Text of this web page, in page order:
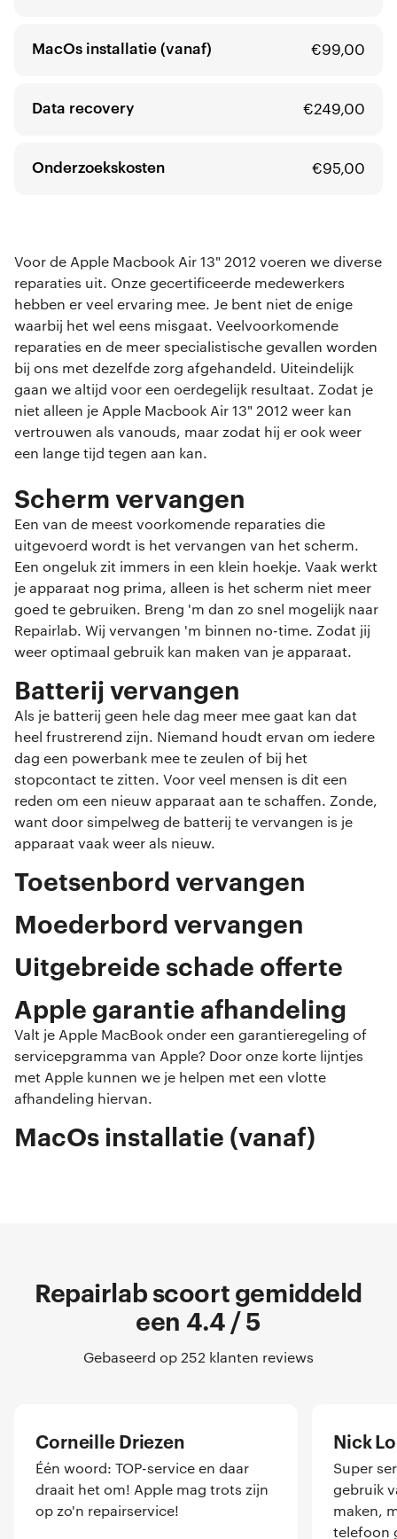
MacOs installatie (vanaf) €99,00
Data recovery €249,00
Onderzoekskosten €95,00
Voor de Apple Macbook Air 13" 2012 voeren we diverse
reparaties uit. Onze gecertificeerde medewerkers
hebben er veel ervaring mee. Je bent niet de enige
waarbij het wel eens misgaat. Veelvoorkomende
reparaties en de meer specialistische gevallen worden
bij ons met dezelfde zorg afgehandeld. Uiteindelijk
gaan we altijd voor een oerdegelijk resultaat. Zodat je
niet alleen je Apple Macbook Air 13" 2012 weer kan
vertrouwen als vanouds, maar zodat hij er ook weer
een lange tijd tegen aan kan.
Scherm vervangen
Een van de meest voorkomende reparaties die
uitgevoerd wordt is het vervangen van het scherm.
Een ongeluk zit immers in een klein hoekje. Vaak werkt
je apparaat nog prima, alleen is het scherm niet meer
goed te gebruiken. Breng 'm dan zo snel mogelijk naar
Repairlab. Wij vervangen 'm binnen no-time. Zodat jij
weer optimaal gebruik kan maken van je apparaat.
Batterij vervangen
Als je batterij geen hele dag meer mee gaat kan dat
heel frustrerend zijn. Niemand houdt ervan om iedere
dag een powerbank mee te zeulen of bij het
stopcontact te zitten. Voor veel mensen is dit een
reden om een nieuw apparaat aan te schaffen. Zonde,
want door simpelweg de batterij te vervangen is je
apparaat vaak weer als nieuw.
Toetsenbord vervangen
Moederbord vervangen
Uitgebreide schade offerte
Apple garantie afhandeling
Valt je Apple MacBook onder een garantieregeling of
servicepgramma van Apple? Door onze korte lijntjes
met Apple kunnen we je helpen met een vlotte
afhandeling hiervan.
MacOs installatie (vanaf)
Repairlab scoort gemiddeld
een 4.4 / 5
Gebaseerd op 252 klanten reviews
Corneille Driezen
Één woord: TOP-service en daar
draait het om! Apple mag trots zijn
op zo'n repairservice!
Nick
Super
gebruik
maken,
telefoon